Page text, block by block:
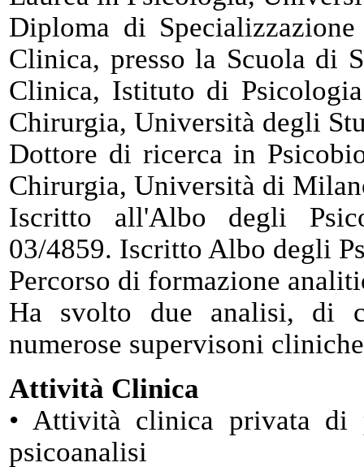
Diploma di
Clinica, presso la Scuola di
Clinica, Istituto di
Chirurgia, Università degli
Dottore di ricerca in
Chirurgia, Università di
Iscritto all'Albo degli
03/4859. Iscritto Albo degli
Percorso di formazione
Ha svolto due analisi, di
numerose supervisoni
Attività Clinica
• Attività clinica privata di
psicoanalisi